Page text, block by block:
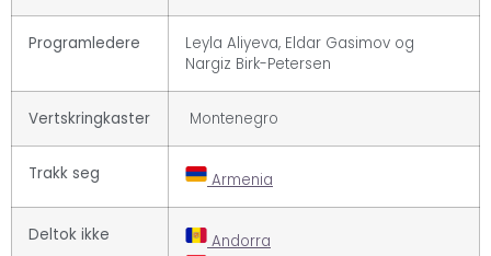
Programledere
Leyla Aliyeva, Eldar Gasimov og
Nargiz Birk-Petersen
Vertskringkaster Montenegro
Trakk seg Armenia
Deltok ikke
Andorra